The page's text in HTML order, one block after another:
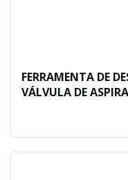
FERRAMENTA DE
VÁLVULA DE